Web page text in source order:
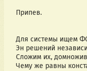
Припев.
Для системы ищем
Эн решений
Сложим их,
Чему же равны